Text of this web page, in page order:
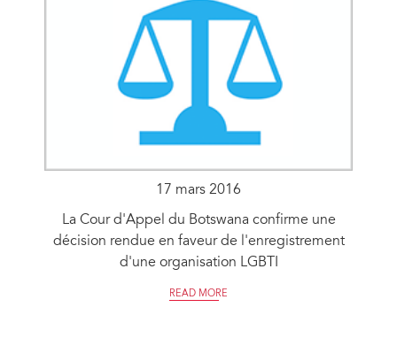
17 mars 2016
La Cour d'Appel du Botswana confirme une
décision rendue en faveur de l'enregistrement
d'une organisation LGBTI
READ MORE